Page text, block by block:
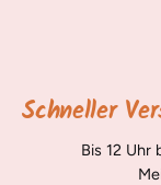
Schneller
Bis 12 Uhr